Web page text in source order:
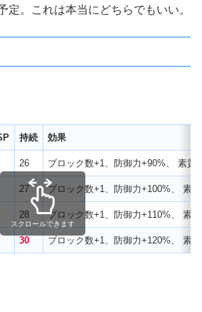
定。これは本当にどちらでもいい。
持続 効果
26 ブロック数+1、防御力+90%、 素質
27 ブロック数+1、防御力+100%、 素
28 ブロック数+1、防御力+110%、 素
30 ブロック数+1、防御力+120%、 素
スクロールできます